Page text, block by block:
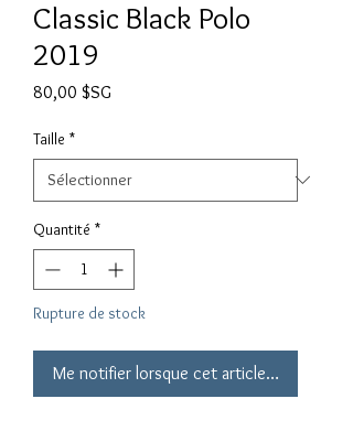
Classic Black Polo
2019
80,00 $SG
Taille *
Quantité *
Rupture de stock
Me notifier lorsque cet article est